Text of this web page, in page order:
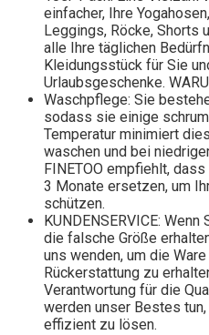
einfacher, Ihre
Leggings, Röcke, Shorts
alle Ihre täglichen
Kleidungsstück für Sie
Urlaubsgeschenke.
Waschpflege: Sie
sodass sie einige
Temperatur minimiert
waschen und bei
FINETOO empfiehlt,
3 Monate ersetzen, um
schützen.
KUNDENSERVICE:
die falsche Größe
uns wenden, um die
Rückerstattung zu
Verantwortung für die
werden unser Bestes
effizient zu lösen.